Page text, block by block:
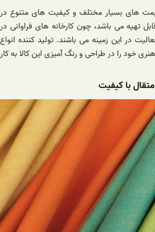
های بسیار مختلف و کیفیت های متنوع در
تهیه می باشد، چون کارخانه های فراوانی در
در این زمینه می باشند. تولید کننده انواع
هنری خود را در طراحی و رنگ آمیزی این کالا به کار
با کیفیت